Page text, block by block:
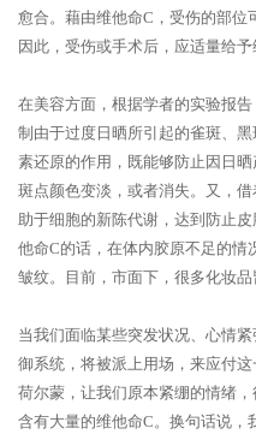
愈合。藉由维他命C，受伤的部位
因此，受伤或手术后，应适量给予
在美容方面，根据学者的实验报
制由于过度日晒所引起的雀斑、
素还原的作用，既能够防止因日
斑点颜色变淡，或者消失。又，
助于细胞的新陈代谢，达到防止
他命C的话，在体内胶原不足的情
皱纹。目前，市面下，很多化妆
当我们面临某些突发状况、心情
御系统，将被派上用场，来应付
荷尔蒙，让我们原本紧绷的情绪
含有大量的维他命C。换句话说，